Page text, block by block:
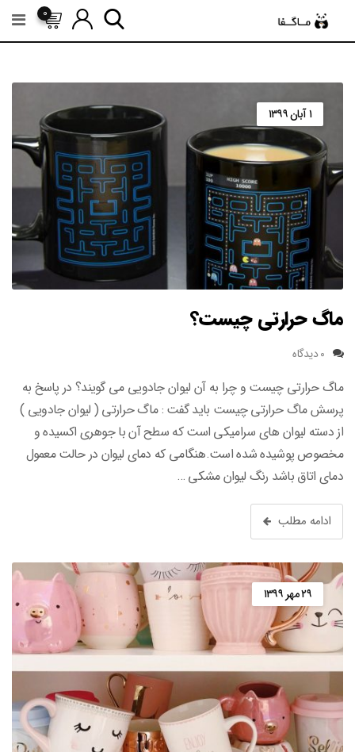
0
۱ آبان ۱۳۹۹
ماگ حرارتی چیست؟
۰ دیدگاه
ماگ حرارتی چیست و چرا به آن لیوان جادویی می گویند؟ در پاسخ به
پرسش ماگ حرارتی چیست باید گفت : ماگ حرارتی ( لیوان جادویی )
از دسته لیوان های سرامیکی است که سطح آن با جوهری اکسیده و
مخصوص پوشیده شده است.هنگامی که دمای لیوان در حالت معمول
دمای اتاق باشد رنگ لیوان مشکی …
ادامه مطلب
۲۹ مهر ۱۳۹۹